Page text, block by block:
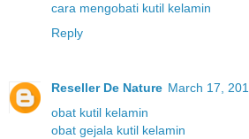
cara mengobati kutil kelamin
Reply
Reseller De Nature March 17,
obat kutil kelamin
obat gejala kutil kelamin